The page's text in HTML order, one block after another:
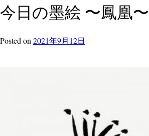
今日の墨絵 〜鳳凰〜
Posted on 2021年9月12日